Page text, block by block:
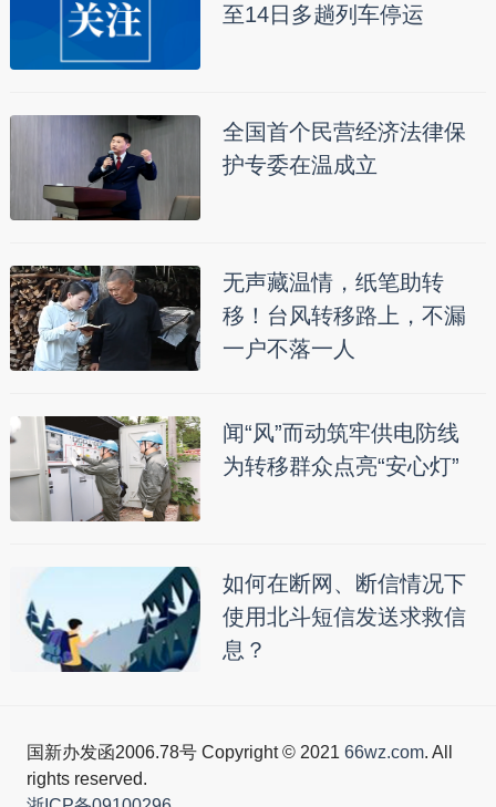
至14日多趟列车停运
全国首个民营经济法律保
护专委在温成立
无声藏温情，纸笔助转
移！台风转移路上，不漏
一户不落一人
闻“风”而动筑牢供电防线
为转移群众点亮“安心灯”
如何在断网、断信情况下
使用北斗短信发送求救信
息？
国新办发函2006.78号 Copyright © 2021 66wz.com. All
rights reserved.